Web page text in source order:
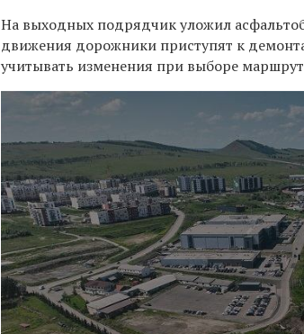
На выходных подрядчик уложил
движения дорожники приступят к
учитывать изменения при выборе